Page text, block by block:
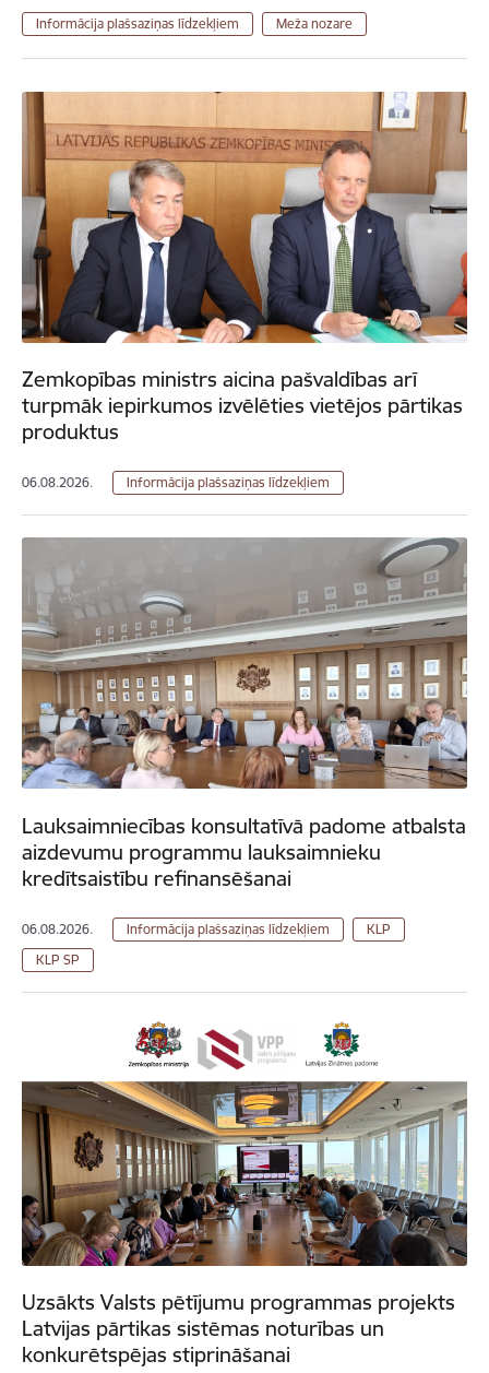
Informācija plašsaziņas līdzekļiem Meža nozare
Zemkopības ministrs aicina pašvaldības arī
turpmāk iepirkumos izvēlēties vietējos pārtikas
produktus
06.08.2026. Informācija plašsaziņas līdzekļiem
Lauksaimniecības konsultatīvā padome atbalsta
aizdevumu programmu lauksaimnieku
kredītsaistību refinansēšanai
06.08.2026. Informācija plašsaziņas līdzekļiem
KLP
KLP SP
Uzsākts Valsts pētījumu programmas projekts
Latvijas pārtikas sistēmas noturības un
konkurētspējas stiprināšanai